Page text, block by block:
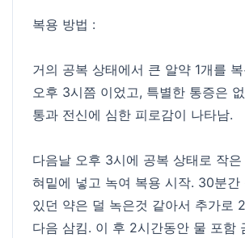
복용 방법 :
거의 공복 상태에서 큰 알약 1개를
오후 3시쯤 이었고, 특별한 통증은
통과 전신에 심한 피로감이 나타남.
다음날 오후 3시에 공복 상태로 작
혀밑에 넣고 녹여 복용 시작. 30분간
있던 약은 덜 녹은것 같아서 추가로
다음 삼킴. 이 후 2시간동안 물 포함